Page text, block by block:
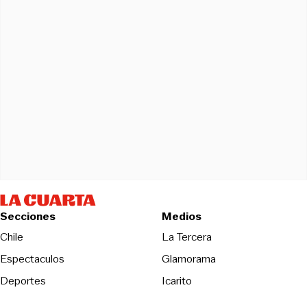
Secciones
Chile
Espectaculos
Deportes
Medios
La TerceraOpens in new
Glamorama
Icarito